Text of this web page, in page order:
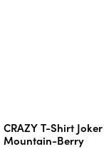
CRAZY T-Shirt
Mountain-Berry